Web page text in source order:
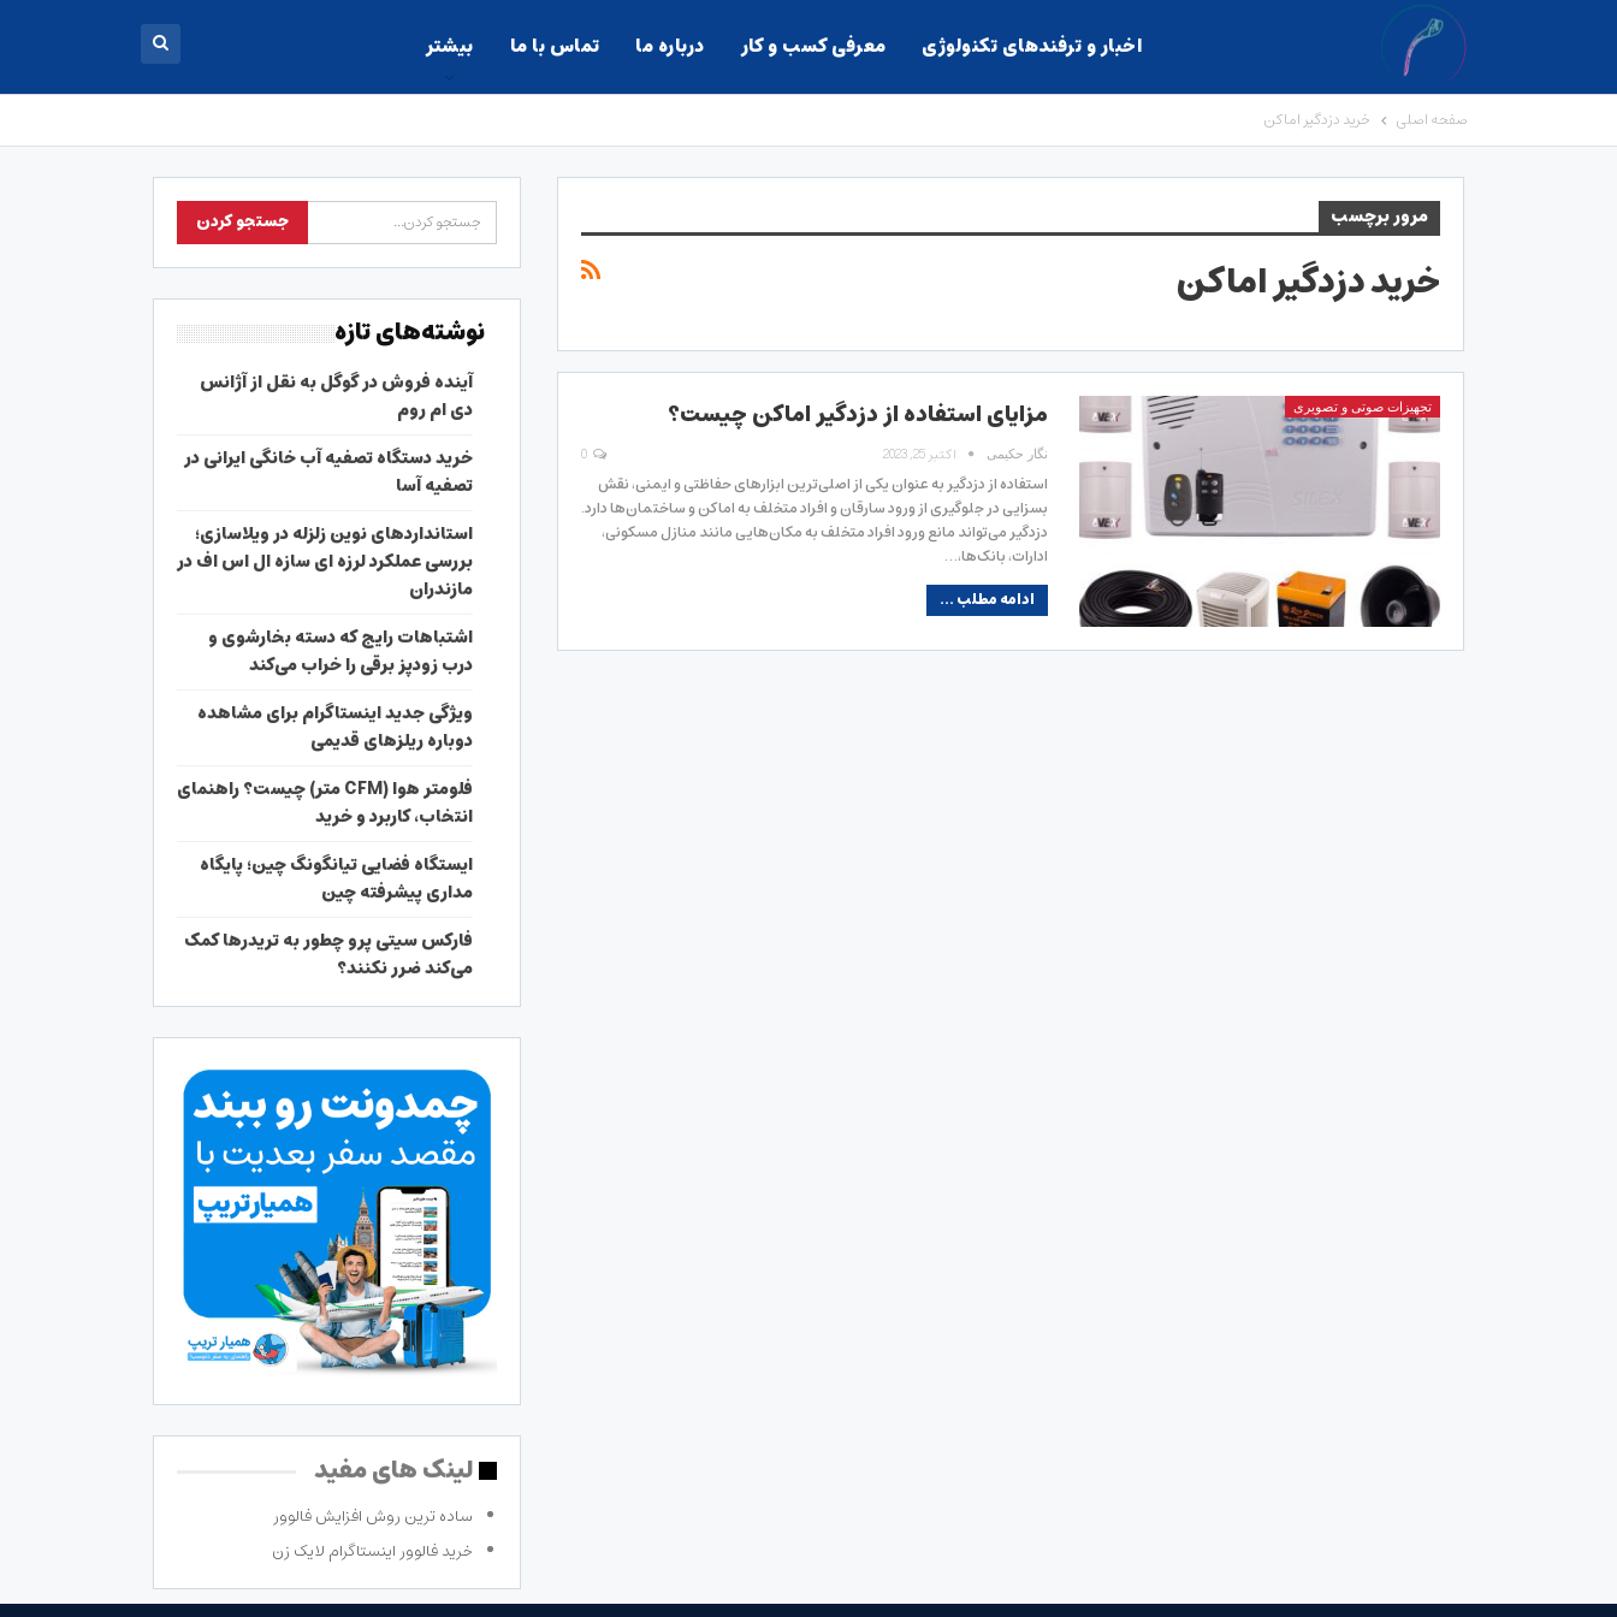
اخبار و ترفندهای تکنولوژی معرفی کسب و کار درباره ما تماس با ما بیشتر
صفحه اصلی خرید دزدگیر اماکن
مرور برچسب
خرید دزدگیر اماکن
تجهیزات صوتی و تصویری مزایای استفاده از دزدگیر اماکن چیست؟
نگار حکیمی اکتبر 25, 2023
استفاده از دزدگیر به عنوان یکی از اصلی‌ترین ابزارهای حفاظتی و ایمنی، نقش
بسزایی در جلوگیری از ورود سارقان و افراد متخلف به اماکن و ساختمان‌ها دارد.
دزدگیر می‌تواند مانع ورود افراد متخلف به مکان‌هایی مانند منازل مسکونی،
ادارات، بانک‌ها،…
ادامه مطلب ...
نوشته‌های تازه
آینده فروش در گوگل به نقل از آژانس
دی ام روم
خرید دستگاه تصفیه آب خانگی ایرانی در
تصفیه آسا
استانداردهای نوین زلزله در ویلاسازی؛
بررسی عملکرد لرزه ای سازه ال اس اف در
مازندران
اشتباهات رایج که دسته بخارشوی و
درب زودپز برقی را خراب می‌کند
ویژگی جدید اینستاگرام برای مشاهده
دوباره ریلزهای قدیمی
فلومتر هوا (CFM متر) چیست؟ راهنمای
انتخاب، کاربرد و خرید
ایستگاه فضایی تیانگونگ چین؛ پایگاه
مداری پیشرفته چین
فارکس سیتی پرو چطور به تریدرها کمک
می‌کند ضرر نکنند؟
لینک های مفید
ساده ترین روش افزایش فالوور
خرید فالوور اینستاگرام لایک زن